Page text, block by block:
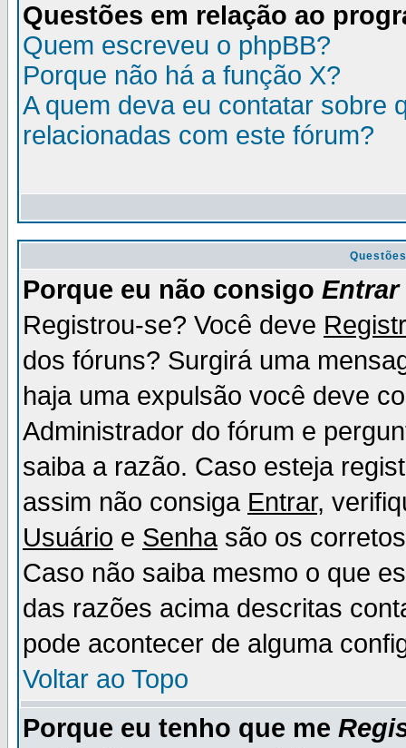
Questões em relação ao
Quem escreveu o phpBB?
Porque não há a função X?
A quem deva eu contatar sobre
relacionadas com este fórum?
Porque eu não consigo Entrar
Registrou-se? Você deve
dos fóruns? Surgirá uma
haja uma expulsão você deve
Administrador do fórum e
saiba a razão. Caso esteja
assim não consiga Entrar,
Usuário e Senhasão os
Caso não saiba mesmo o que
das razões acima descritas
pode acontecer de alguma
Voltar ao Topo
Porque eu tenho que me